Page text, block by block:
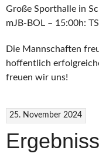
Große Sporthalle in
mJB-BOL – 15:00h:
Die Mannschaften
hoffentlich
freuen wir uns!
25. November 2024